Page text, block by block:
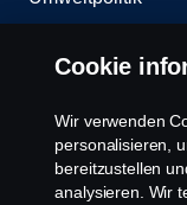
Whistleblowing
Kontakt
Cookies Politik
Cookie
Wir verwenden
personalisieren,
bereitzustellen
analysieren. Wir